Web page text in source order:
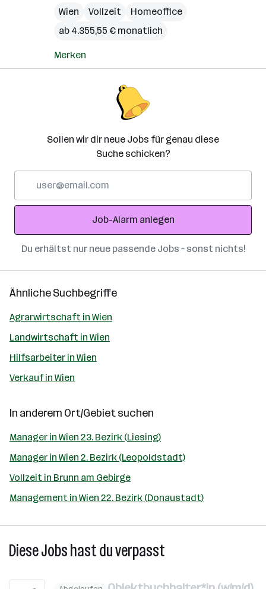
Wien
Vollzeit
Homeoffice
ab 4.355,55 € monatlich
Merken
Sollen wir dir neue Jobs für genau diese
Suche schicken?
Adresse
Job-Alarm anlegen
Du erhältst nur neue passende Jobs – sonst nichts!
Ähnliche Suchbegriffe
Agrarwirtschaft in Wien
Landwirtschaft in Wien
Hilfsarbeiter in Wien
Verkauf in Wien
In anderem Ort/Gebiet suchen
Manager in Wien 23. Bezirk (Liesing)
Manager in Wien 2. Bezirk (Leopoldstadt)
Vollzeit in Brunn am Gebirge
Management in Wien 22. Bezirk (Donaustadt)
Diese Jobs hast du verpasst